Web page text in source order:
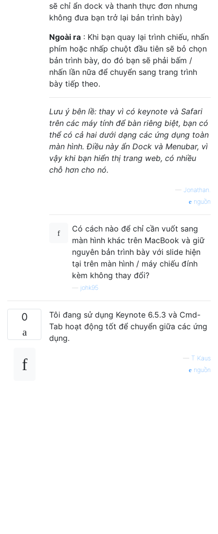
sẽ chỉ ẩn dock và thanh thực đơn nhưng
không đưa bạn trở lại bản trình bày)
Ngoài ra : Khi bạn quay lại trình chiếu, nhấn
phím hoặc nhấp chuột đầu tiên sẽ bỏ chọn
bản trình bày, do đó bạn sẽ phải bấm /
nhấn lần nữa để chuyển sang trang trình
bày tiếp theo.
Lưu ý bên lề: thay vì có keynote và Safari
trên các máy tính để bàn riêng biệt, bạn có
thể có cả hai dưới dạng các ứng dụng toàn
màn hình. Điều này ẩn Dock và Menubar, vì
vậy khi bạn hiển thị trang web, có nhiều
chỗ hơn cho nó.
— Jonathan.
nguồn
Có cách nào để chỉ cần vuốt sang
màn hình khác trên MacBook và giữ
nguyên bản trình bày với slide hiện
tại trên màn hình / máy chiếu đính
kèm không thay đổi?
johk95
0
Tôi đang sử dụng Keynote 6.5.3 và Cmd-
Tab hoạt động tốt để chuyển giữa các ứng
dụng.
— T Kaus
nguồn